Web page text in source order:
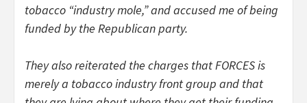
tobacco “industry mole,” and accused me of being
funded by the Republican party.
They also reiterated the charges that FORCES is
merely a tobacco industry front group and that